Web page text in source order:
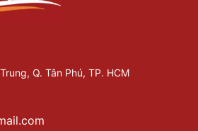
Q. Tân Phú, TP. HCM